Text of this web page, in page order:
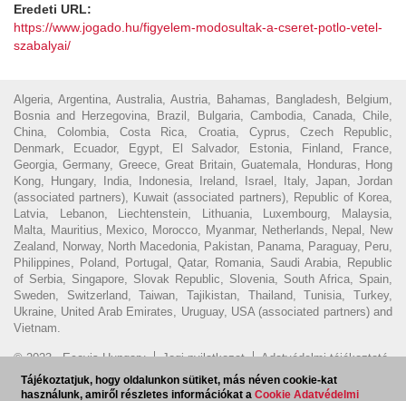
Eredeti URL:
https://www.jogado.hu/figyelem-modosultak-a-cseret-potlo-vetel-
szabalyai/
Algeria, Argentina, Australia, Austria, Bahamas, Bangladesh, Belgium,
Bosnia and Herzegovina, Brazil, Bulgaria, Cambodia, Canada, Chile,
China, Colombia, Costa Rica, Croatia, Cyprus, Czech Republic,
Denmark, Ecuador, Egypt, El Salvador, Estonia, Finland, France,
Georgia, Germany, Greece, Great Britain, Guatemala, Honduras, Hong
Kong, Hungary, India, Indonesia, Ireland, Israel, Italy, Japan, Jordan
(associated partners), Kuwait (associated partners), Republic of Korea,
Latvia, Lebanon, Liechtenstein, Lithuania, Luxembourg, Malaysia,
Malta, Mauritius, Mexico, Morocco, Myanmar, Netherlands, Nepal, New
Zealand, Norway, North Macedonia, Pakistan, Panama, Paraguay, Peru,
Philippines, Poland, Portugal, Qatar, Romania, Saudi Arabia, Republic
of Serbia, Singapore, Slovak Republic, Slovenia, South Africa, Spain,
Sweden, Switzerland, Taiwan, Tajikistan, Thailand, Tunisia, Turkey,
Ukraine, United Arab Emirates, Uruguay, USA (associated partners) and
Vietnam.
© 2023 - Ecovis Hungary Jogi nyilatkozat
Adatvédelmi tájékoztató
Cookie tájékoztató
Magyar Ügyvédi Kamara
Visszaélés
bejelentés
Tájékoztatjuk, hogy oldalunkon sütiket, más néven cookie-kat
használunk, amiről részletes információkat aCookie Adatvédelmi